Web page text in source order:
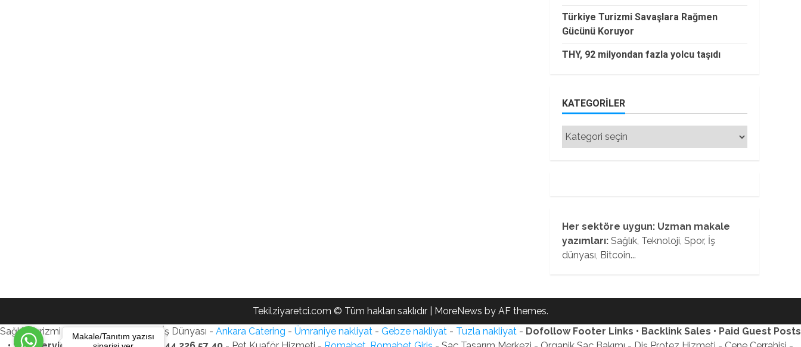
Türkiye Turizmi Savaşlara Rağmen
Gücünü Koruyor
THY, 92 milyondan fazla yolcu taşıdı
KATEGORILER
Kategoriler
Her sektöre uygun: Uzman makale
yazımları:Sağlık, Teknoloji, Spor, İş
dünyası, Bitcoin...
Tekilziyaretci.com © Tüm hakları saklıdır MoreNews by AF themes.
Sağlık Turizmi Reklam Ajansı - Gezi - İş Dünyası - Ankara Catering - Ümraniye nakliyat - Gebze nakliyat - Tuzla nakliyat - Dofollow Footer Links • Backlink Sales • Paid Guest Posts
Makale/Tanıtım yazısı